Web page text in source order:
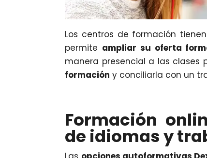
Los centros de formación
permite ampliar su oferta
manera presencial a las clases
formación y conciliarla con un
Formación
de idiomas y